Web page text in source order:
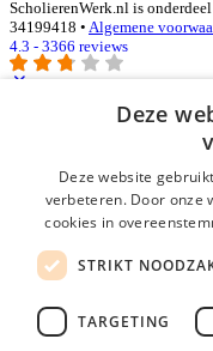
ScholierenWerk.nl is
34199418 • Algemene
4.3 - 3366 reviews
Inloggen als bedrijf
E-mail*
Wachtwoord
login gegevens
login
Deze
Deze website
verbeteren. Door onze
cookies in
STRIKT
TARGETING